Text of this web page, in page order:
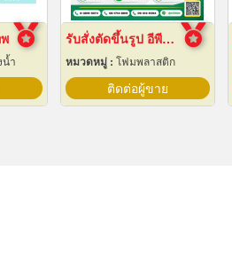
น้ำ
รับสั่งตัดขึ้นรูป อีพีอี โฟม ไดคัท
หมวดหมู่ : โฟมพลาสติก
ติดต่อผู้ขาย